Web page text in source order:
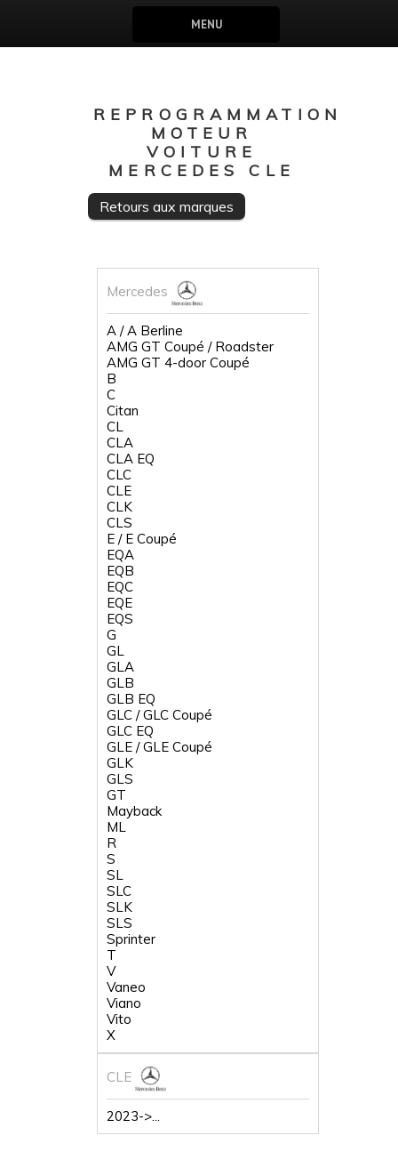
MENU
REPROGRAMMATION
MOTEUR
VOITURE
MERCEDES CLE
Retours aux marques
Mercedes
A / A Berline
AMG GT Coupé / Roadster
AMG GT 4-door Coupé
B
C
Citan
CL
CLA
CLA EQ
CLC
CLE
CLK
CLS
E / E Coupé
EQA
EQB
EQC
EQE
EQS
G
GL
GLA
GLB
GLB EQ
GLC / GLC Coupé
GLC EQ
GLE / GLE Coupé
GLK
GLS
GT
Mayback
ML
R
S
SL
SLC
SLK
SLS
Sprinter
T
V
Vaneo
Viano
Vito
X
CLE
2023->...